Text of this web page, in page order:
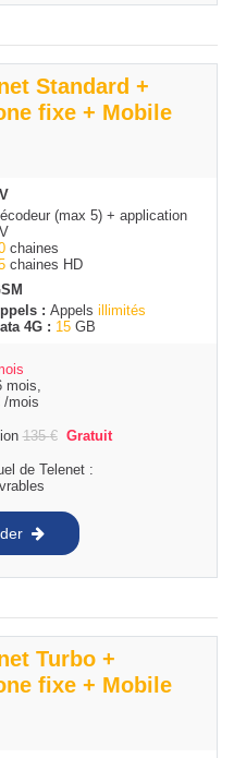
Standard +
fixe + Mobile
(max 5) + application
chaines
chaines HD
: Appels illimités
4G : 15 GB
mois,
/mois
135€ Gratuit
de Telenet :
Turbo +
fixe + Mobile